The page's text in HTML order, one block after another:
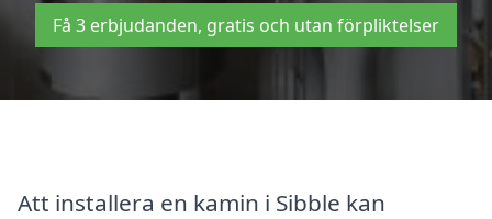
Få 3 erbjudanden, gratis och utan förpliktelser
Att installera en kamin i Sibble kan